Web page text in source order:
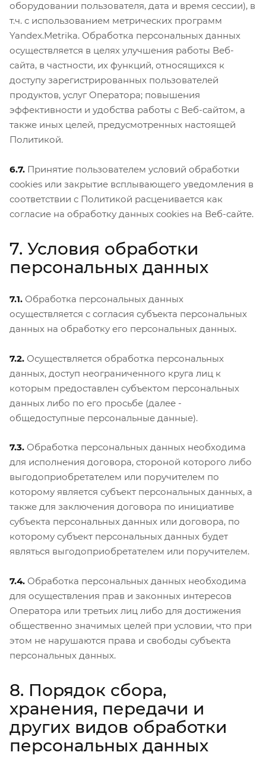
оборудовании пользователя, дата и время сессии), в
т.ч. с использованием метрических программ
Yandex.Metrika. Обработка персональных данных
осуществляется в целях улучшения работы Веб-
сайта, в частности, их функций, относящихся к
доступу зарегистрированных пользователей
продуктов, услуг Оператора; повышения
эффективности и удобства работы с Веб-сайтом, а
также иных целей, предусмотренных настоящей
Политикой.
6.7. Принятие пользователем условий обработки
cookies или закрытие всплывающего уведомления в
соответствии с Политикой расценивается как
согласие на обработку данных cookies на Веб-сайте.
7. Условия обработки
персональных данных
7.1. Обработка персональных данных
осуществляется с согласия субъекта персональных
данных на обработку его персональных данных.
7.2. Осуществляется обработка персональных
данных, доступ неограниченного круга лиц к
которым предоставлен субъектом персональных
данных либо по его просьбе (далее -
общедоступные персональные данные).
7.3. Обработка персональных данных необходима
для исполнения договора, стороной которого либо
выгодоприобретателем или поручителем по
которому является субъект персональных данных, а
также для заключения договора по инициативе
субъекта персональных данных или договора, по
которому субъект персональных данных будет
являться выгодоприобретателем или поручителем.
7.4. Обработка персональных данных необходима
для осуществления прав и законных интересов
Оператора или третьих лиц либо для достижения
общественно значимых целей при условии, что при
этом не нарушаются права и свободы субъекта
персональных данных.
8. Порядок сбора,
хранения, передачи и
других видов обработки
персональных данных